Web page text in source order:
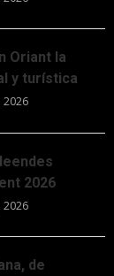
Oriant la
y turística
2026
2026
2026
de